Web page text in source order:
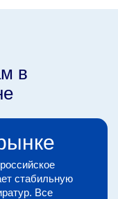
в
стабильную
Все